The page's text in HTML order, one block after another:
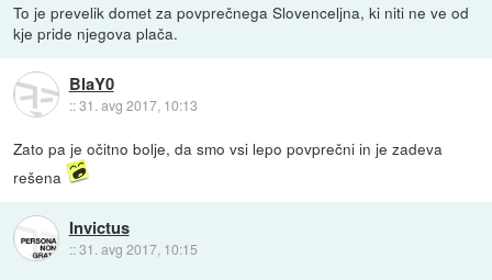
To je prevelik domet za povprečnega Slovenceljna, ki niti ne ve od
kje pride njegova plača.
BlaY0
::31. avg 2017, 10:13
Zato pa je očitno bolje, da smo vsi lepo povprečni in je zadeva
rešena
Invictus
::31. avg 2017, 10:15